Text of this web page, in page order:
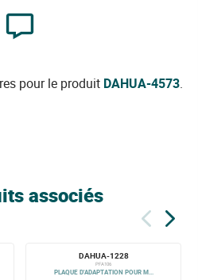
pour le produit DAHUA-4573.
associés
DAHUA-1228
PFA106
PLAQUE D'ADAPTATION POUR M...